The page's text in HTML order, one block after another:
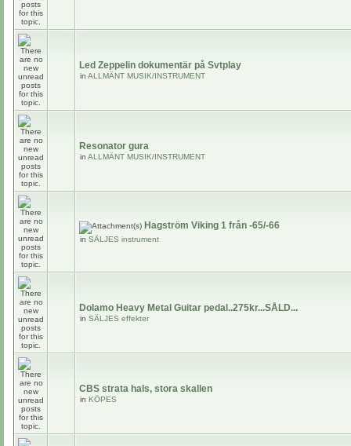
Led Zeppelin dokumentär på Svtplay
in ALLMÄNT MUSIK/INSTRUMENT
Resonator gura
in ALLMÄNT MUSIK/INSTRUMENT
Hagström Viking 1 från -65/-66
in SÄLJES instrument
Dolamo Heavy Metal Guitar pedal..275kr...SÅLD...
in SÄLJES effekter
CBS strata hals, stora skallen
in KÖPES